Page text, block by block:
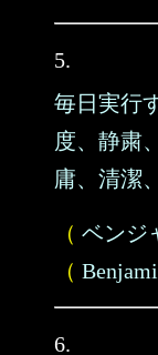
5.
毎日実行
度、静粛
庸、清潔
（ ベンジ
（
6.